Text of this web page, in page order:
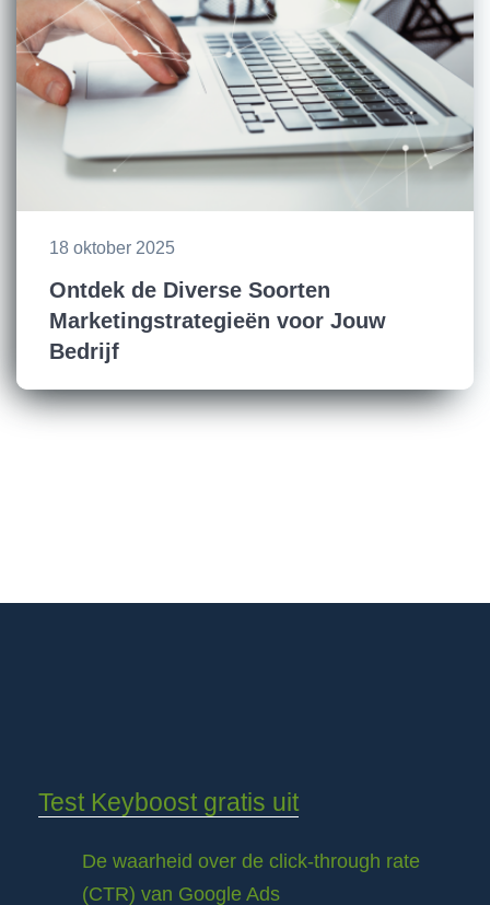
18 oktober 2025
Ontdek de Diverse Soorten
Marketingstrategieën voor Jouw
Bedrijf
Test Keyboost gratis uit
De waarheid over de click-through rate
(CTR) van Google Ads